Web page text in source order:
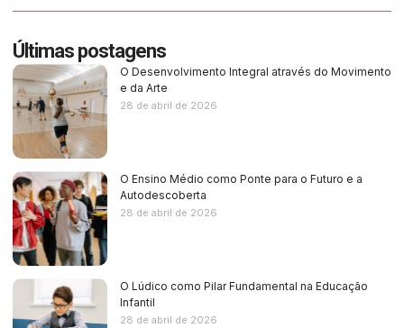
Últimas postagens
O Desenvolvimento Integral através do Movimento
e da Arte
28 de abril de 2026
O Ensino Médio como Ponte para o Futuro e a
Autodescoberta
28 de abril de 2026
O Lúdico como Pilar Fundamental na Educação
Infantil
28 de abril de 2026